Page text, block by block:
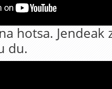
hotsa. Jendeak
du.